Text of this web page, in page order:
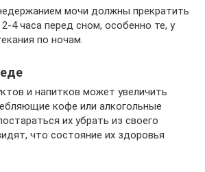
мочи должны прекратить
4 часа перед сном, особенно те, у
по ночам.
и напитков может увеличить
кофе или алкогольные
их убрать из своего
что состояние их здоровья